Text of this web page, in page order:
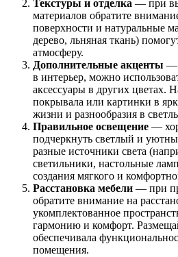
Текстуры и отделка — при
материалов обратите
поверхности и натуральные
дерево, льняная ткань)
атмосферу.
Дополнительные акценты —
в интерьер, можно
аксессуары в других цветах.
покрывала или картинки в
жизни и разнообразия в
Правильное освещение —
подчеркнуть светлый и
разные источники света
светильники, настольные
создания мягкого и
Расстановка мебели — при
обратите внимание на
укомплектованное
гармонию и комфорт.
обеспечивала
помещения.